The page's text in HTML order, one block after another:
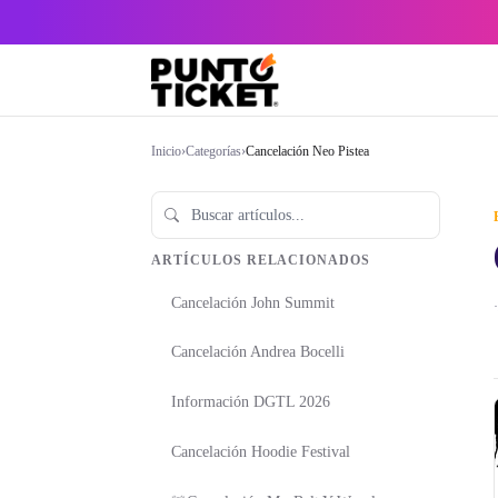
Inicio›Categorías›Cancelación Neo Pistea
ARTÍCULOS RELACIONADOS
Cancelación John Summit
Cancelación Andrea Bocelli
Información DGTL 2026
Cancelación Hoodie Festival
·